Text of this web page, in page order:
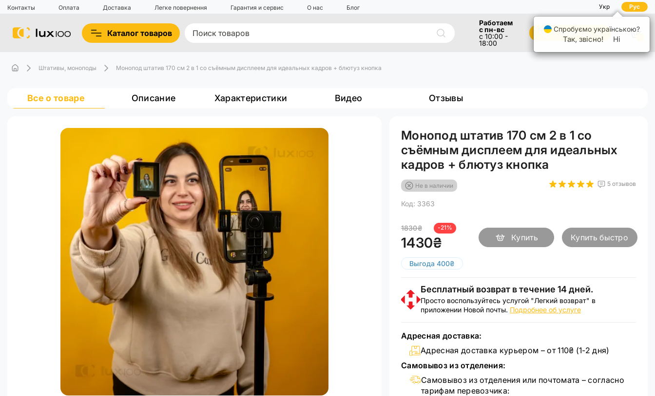
Контакты Оплата Доставка Легке повернення Гарантия и сервис О нас Блог Укр Рус
Каталог товаров
Работаем
с пн-вс
с 10:00 -
18:00
Помощь
Штативы, моноподы Монопод штатив 170 см 2 в 1 со съёмным дисплеем для идеальных кадров + блютуз кнопка
Все о товаре Описание Характеристики Видео Отзывы
Монопод штатив 170 см 2 в 1 со
съёмным дисплеем для идеальных
кадров + блютуз кнопка
Не в наличии 5 отзывов
Код: 3363
1830₴ -21%
1430₴
Выгода 400₴
Купить Купить быстро
Бесплатный возврат в течение 14 дней.
Просто воспользуйтесь услугой "Легкий возврат" в
приложении Новой почты. Подробнее об услуге
Адресная доставка:
Адресная доставка курьером – от 110₴ (1-2 дня)
Самовывоз из отделения:
Самовывоз из отделения или почтомата – согласно
тарифам перевозчика:
Спробуємо українською?
Так, звісно! Ні